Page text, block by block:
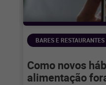
BARES E RESTAURANTES
Como novos
alimentação